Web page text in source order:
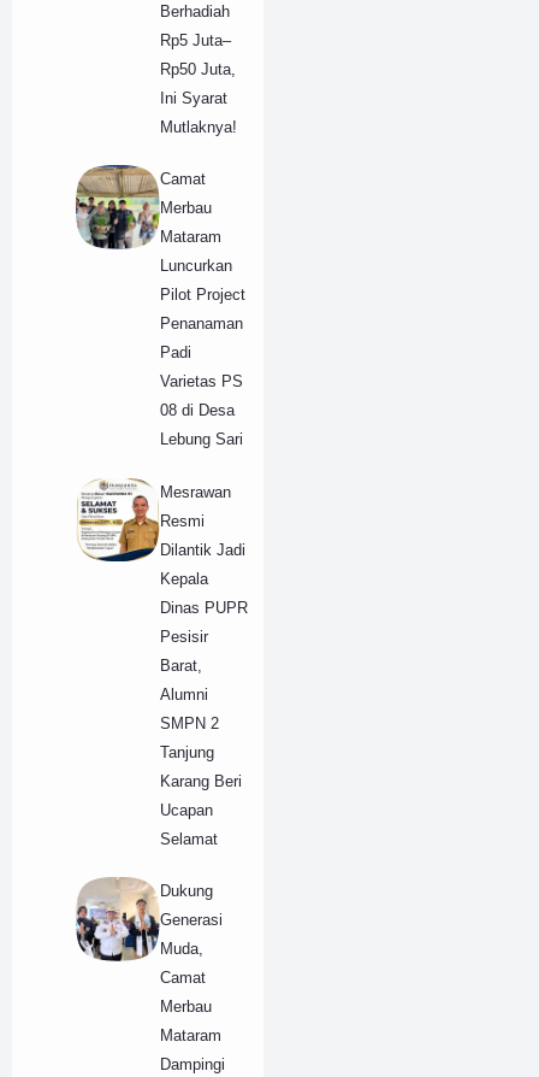
Berhadiah
Rp5 Juta–
Rp50 Juta,
Ini Syarat
Mutlaknya!
​Camat
Merbau
Mataram
Luncurkan
Pilot Project
Penanaman
Padi
Varietas PS
08 di Desa
Lebung Sari
​Mesrawan
Resmi
Dilantik Jadi
Kepala
Dinas PUPR
Pesisir
Barat,
Alumni
SMPN 2
Tanjung
Karang Beri
Ucapan
Selamat
​Dukung
Generasi
Muda,
Camat
Merbau
Mataram
Dampingi